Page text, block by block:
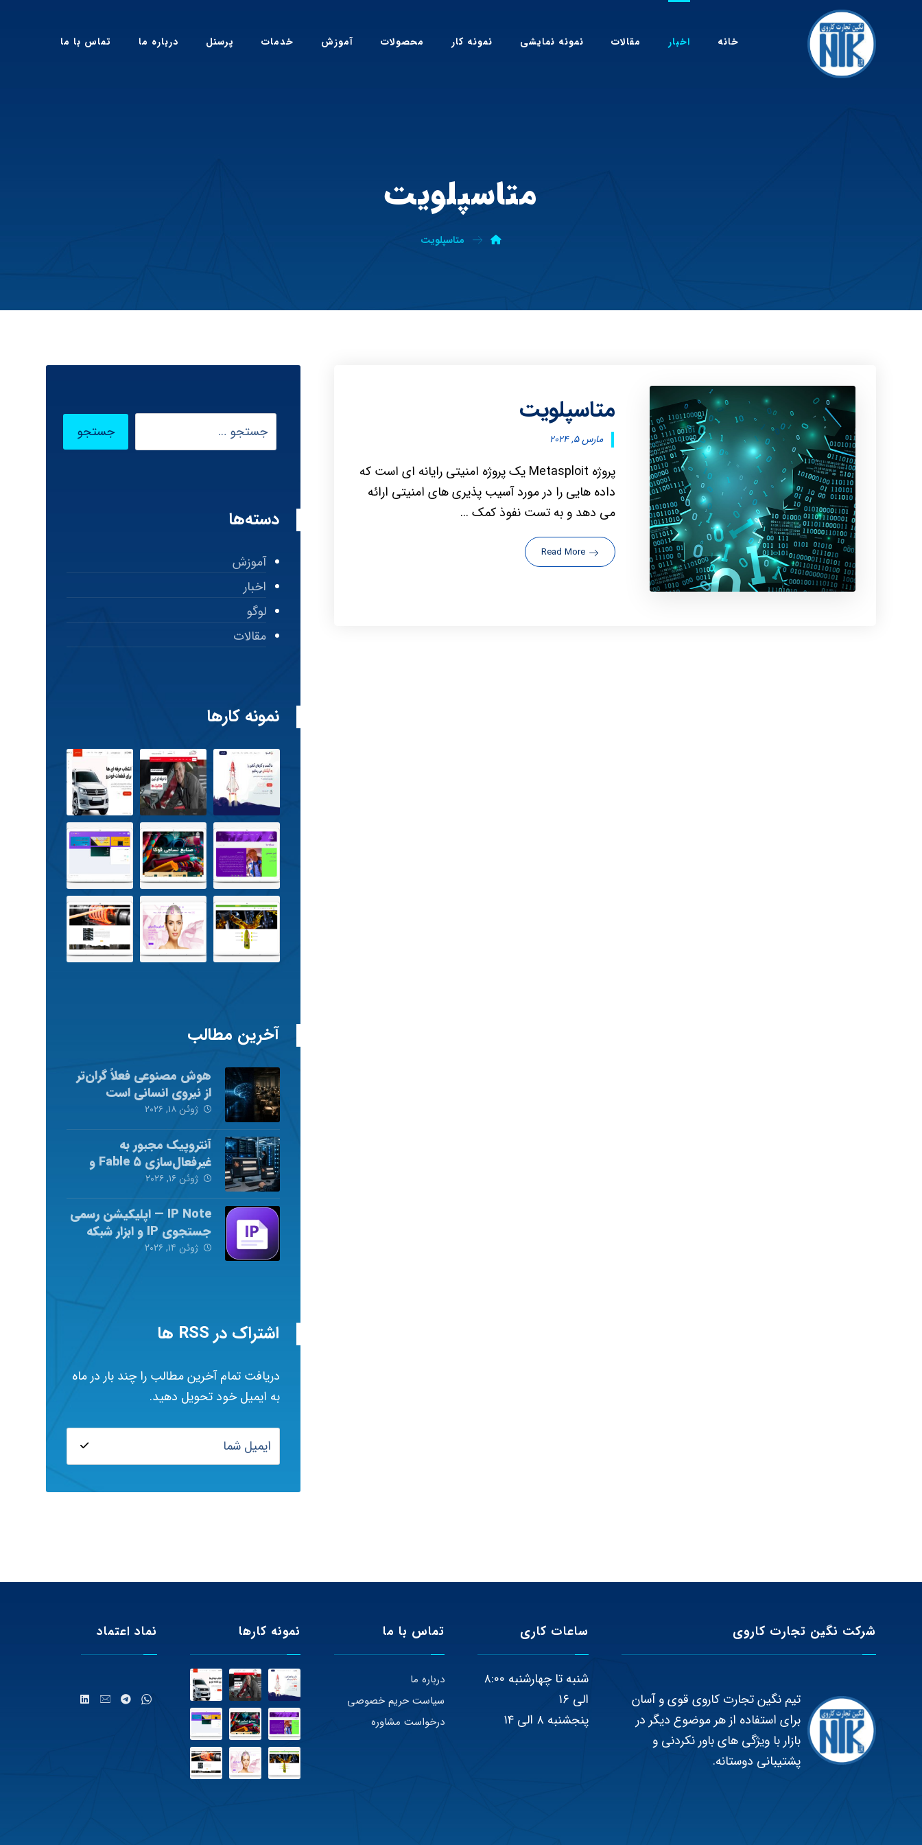
خانه اخبار مقالات نمونه نمایشی نمونه کار محصولات آموزش خدمات پرسنل درباره ما تماس با ما
متاسپلویت
متاسپلویت
متاسپلویت
مارس ۵, ۲۰۲۴
پروژه Metasploit یک پروژه امنیتی رایانه ای است که
داده هایی را در مورد آسیب پذیری های امنیتی ارائه
می دهد و به تست نفوذ کمک ...
Read More
دسته‌ها
آموزش
اخبار
لوگو
مقالات
نمونه کارها
آخرین مطالب
هوش مصنوعی فعلاً گران‌تر
از نیروی انسانی است
ژوئن ۱۸, ۲۰۲۶
آنتروپیک مجبور به
غیرفعال‌سازی Fable ۵ و
Mythos ۵ شد
ژوئن ۱۶, ۲۰۲۶
IP Note — اپلیکیشن رسمی
جستجوی IP و ابزار شبکه
ژوئن ۱۴, ۲۰۲۶
اشتراک در RSS ها
دریافت تمام آخرین مطالب را چند بار در ماه
به ایمیل خود تحویل دهید.
شرکت نگین تجارت کاروی
تیم نگین تجارت کاروی قوی و آسان
برای استفاده از هر موضوع دیگر در
بازار با ویژگی های باور نکردنی و
پشتیبانی دوستانه.
ساعات کاری
شنبه تا چهارشنبه ۸:۰۰
الی ۱۶
پنجشنبه ۸ الی ۱۴
تماس با ما
درباره ما
سیاست حریم خصوصی
درخواست مشاوره
نمونه کارها نماد اعتماد